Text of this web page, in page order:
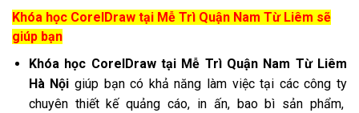
Khóa học CorelDraw tại Mễ Trì Quận Nam Từ Liêm sẽ
giúp bạn
Khóa học CorelDraw tại Mễ Trì Quận Nam Từ Liêm
Hà Nội giúp bạn có khả năng làm việc tại các công ty
chuyên thiết kế quảng cáo, in ấn, bao bì sản phẩm,